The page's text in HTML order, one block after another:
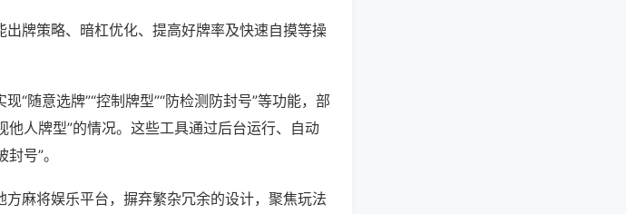
牌策略、暗杠优化、提高好牌率及快速自摸等操
“随意选牌”“控制牌型”“防检测防封号”等功能，部
他人牌型”的情况。这些工具通过后台运行、自动
号”。
麻将娱乐平台，摒弃繁杂冗余的设计，聚焦玩法